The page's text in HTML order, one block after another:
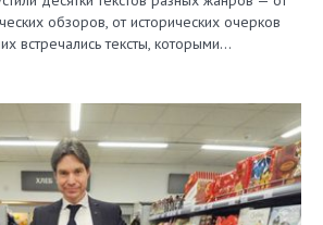
обзоров, от исторических очерков
встречались тексты, которыми…